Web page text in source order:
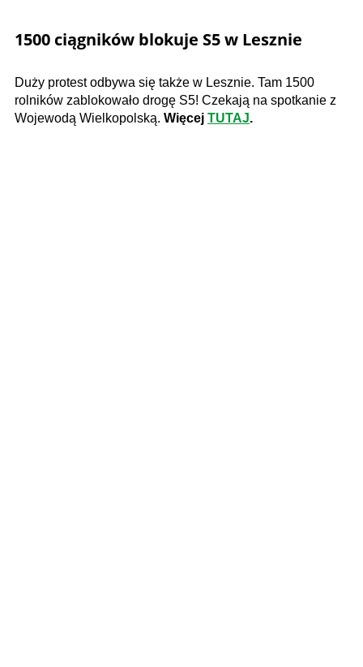
1500 ciągników blokuje S5 w Lesznie
Duży protest odbywa się także w Lesznie. Tam 1500
rolników zablokowało drogę S5! Czekają na spotkanie z
Wojewodą Wielkopolską. Więcej TUTAJ.